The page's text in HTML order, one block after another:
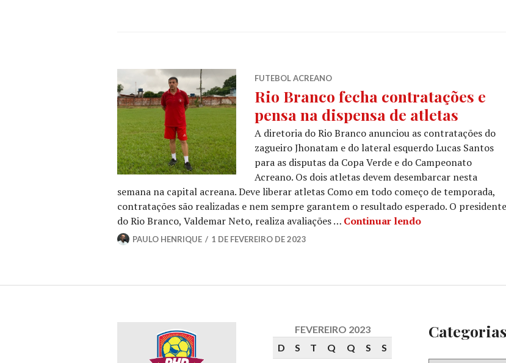
FUTEBOL ACREANO
Rio Branco fecha contratações e
pensa na dispensa de atletas
A diretoria do Rio Branco anunciou as contratações do
zagueiro Jhonatam e do lateral esquerdo Lucas Santos
para as disputas da Copa Verde e do Campeonato
Acreano. Os dois atletas devem desembarcar nesta
semana na capital acreana. Deve liberar atletas Como em todo começo de temporada,
contratações são realizadas e nem sempre garantem o resultado esperado. O presidente
do Rio Branco, Valdemar Neto, realiza avaliações … Continuar lendo
PAULO HENRIQUE 1 DE FEVEREIRO DE 2023
FEVEREIRO 2023
D
S T Q Q S S
Categorias